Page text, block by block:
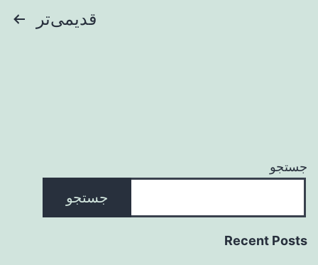
قدیمی‌تر
جستجو
جستجو
Recent Posts